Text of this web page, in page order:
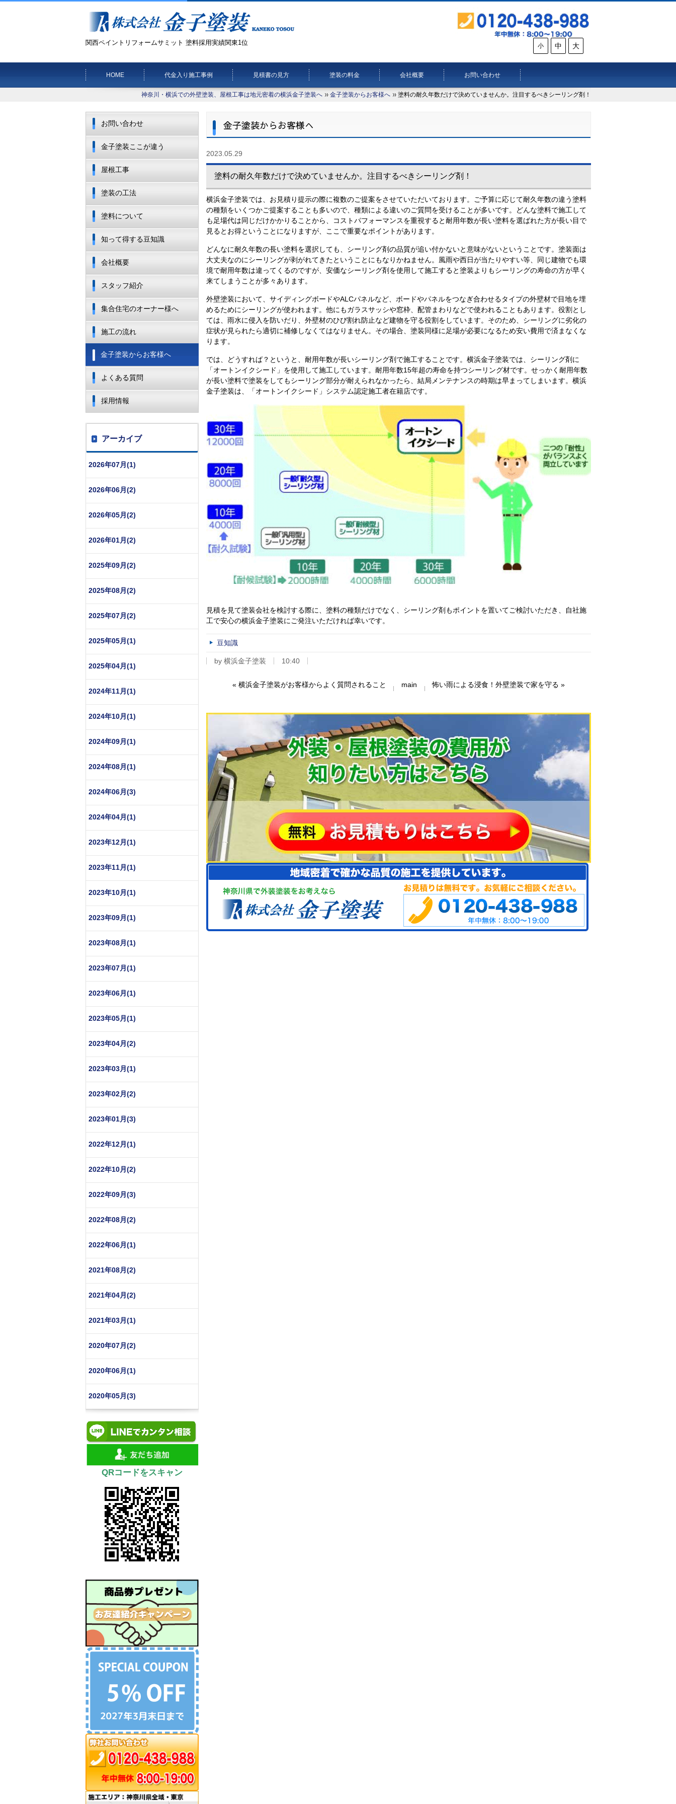
関西ペイントリフォームサミット 塗料採用実績関東1位 小 中 大
HOME 代金入り施工事例 見積書の見方 塗装の料金 会社概要 お問い合わせ
神奈川・横浜での外壁塗装、屋根工事は地元密着の横浜金子塗装へ 金子塗装からお客様へ 塗料の耐久年数だけで決めていませんか。注目するべきシーリング剤！
金子塗装からお客様へ
2023.05.29
塗料の耐久年数だけで決めていませんか。注目するべきシーリング剤！
横浜金子塗装では、お見積り提示の際に複数のご提案をさせていただいております。ご予算に応じて耐久年数の違う塗料
の種類をいくつかご提案することも多いので、種類による違いのご質問を受けることが多いです。どんな塗料で施工して
も足場代は同じだけかかりることから、コストパフォーマンスを重視すると耐用年数が長い塗料を選ばれた方が長い目で
見るとお得ということになりますが、ここで重要なポイントがあります。
どんなに耐久年数の長い塗料を選択しても、シーリング剤の品質が追い付かないと意味がないということです。塗装面は
大丈夫なのにシーリングが剥がれてきたということにもなりかねません。風雨や西日が当たりやすい等、同じ建物でも環
境で耐用年数は違ってくるのですが、安価なシーリング剤を使用して施工すると塗装よりもシーリングの寿命の方が早く
来てしまうことが多々あります。
外壁塗装において、サイディングボードやALCパネルなど、ボードやパネルをつなぎ合わせるタイプの外壁材で目地を埋
めるためにシーリングが使われます。他にもガラスサッシや窓枠、配管まわりなどで使われることもあります。役割とし
ては、雨水に侵入を防いだり、外壁材のひび割れ防止など建物を守る役割をしています。そのため、シーリングに劣化の
症状が見られたら適切に補修しなくてはなりません。その場合、塗装同様に足場が必要になるため安い費用で済まなくな
ります。
では、どうすれば？というと、耐用年数が長いシーリング剤で施工することです。横浜金子塗装では、シーリング剤に
「オートンイクシード」を使用して施工しています。耐用年数15年超の寿命を持つシーリング材です。せっかく耐用年数
が長い塗料で塗装をしてもシーリング部分が耐えられなかったら、結局メンテナンスの時期は早まってしまいます。横浜
金子塗装は、「オートンイクシード」システム認定施工者在籍店です。
見積を見て塗装会社を検討する際に、塗料の種類だけでなく、シーリング剤もポイントを置いてご検討いただき、自社施
工で安心の横浜金子塗装にご発注いただければ幸いです。
豆知識
by 横浜金子塗装 10:40
« 横浜金子塗装がお客様からよく質問されること main 怖い雨による浸食！外壁塗装で家を守る »
お問い合わせ
金子塗装ここが違う
屋根工事
塗装の工法
塗料について
知って得する豆知識
会社概要
スタッフ紹介
集合住宅のオーナー様へ
施工の流れ
金子塗装からお客様へ
よくある質問
採用情報
アーカイブ
2026年07月(1)
2026年06月(2)
2026年05月(2)
2026年01月(2)
2025年09月(2)
2025年08月(2)
2025年07月(2)
2025年05月(1)
2025年04月(1)
2024年11月(1)
2024年10月(1)
2024年09月(1)
2024年08月(1)
2024年06月(3)
2024年04月(1)
2023年12月(1)
2023年11月(1)
2023年10月(1)
2023年09月(1)
2023年08月(1)
2023年07月(1)
2023年06月(1)
2023年05月(1)
2023年04月(2)
2023年03月(1)
2023年02月(2)
2023年01月(3)
2022年12月(1)
2022年10月(2)
2022年09月(3)
2022年08月(2)
2022年06月(1)
2021年08月(2)
2021年04月(2)
2021年03月(1)
2020年07月(2)
2020年06月(1)
2020年05月(3)
QRコードをスキャン